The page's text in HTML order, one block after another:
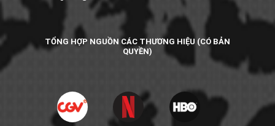
TỔNG HỢP NGUỒN CÁC THƯƠNG HIỆU (CÓ BẢN
QUYỀN)